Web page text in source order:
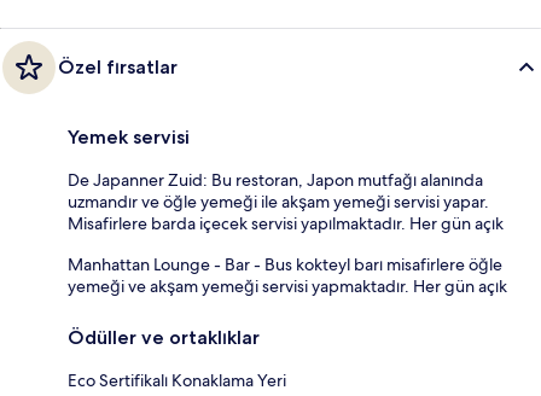
Özel fırsatlar
Yemek servisi
De Japanner Zuid: Bu restoran, Japon mutfağı alanında
uzmandır ve öğle yemeği ile akşam yemeği servisi yapar.
Misafirlere barda içecek servisi yapılmaktadır. Her gün açık
Manhattan Lounge - Bar - Bus kokteyl barı misafirlere öğle
yemeği ve akşam yemeği servisi yapmaktadır. Her gün açık
Ödüller ve ortaklıklar
Eco Sertifikalı Konaklama Yeri